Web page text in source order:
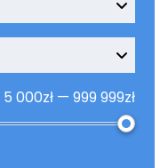
5 000zł — 999 999zł